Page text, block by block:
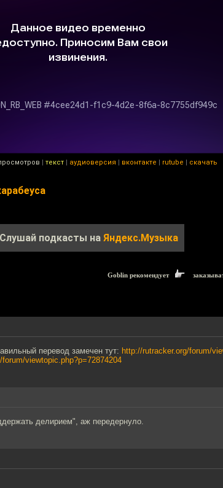
| текст | аудиоверсия | вконтакте | rutube | скачать
Слушай подкасты на Яндекс.Музыка
Goblin рекомендует
перевод замечен тут: http://rutracker.org/forum/
viewtopic.php?p=72874204
делирием", аж передернуло.